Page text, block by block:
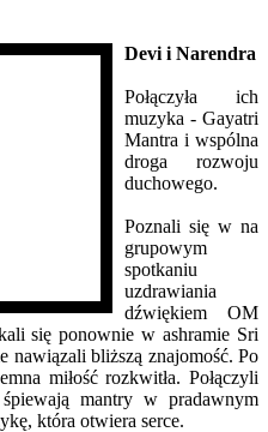
Devi i Narendra
Połączyła ich
muzyka - Gayatri
Mantra i wspólna
droga rozwoju
duchowego.
Poznali się w na
grupowym
spotkaniu
uzdrawiania
dźwiękiem OM
się ponownie w ashramie Sri
nawiązali bliższą znajomość. Po
miłość rozkwitła. Połączyli
mantry w pradawnym
która otwiera serce.